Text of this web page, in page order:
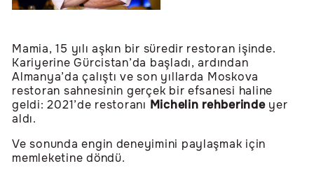
Mamia, 15 yılı aşkın bir süredir restoran işinde.
Kariyerine Gürcistan’da başladı, ardından
Almanya’da çalıştı ve son yıllarda Moskova
restoran sahnesinin gerçek bir efsanesi haline
geldi: 2021’de restoranı Michelin rehberindeyer
aldı.
Ve sonunda engin deneyimini paylaşmak için
memleketine döndü.